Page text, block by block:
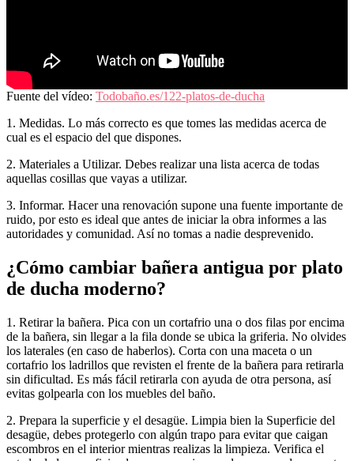
Fuente del vídeo: Todobaño.es/122-platos-de-ducha
1. Medidas. Lo más correcto es que tomes las medidas acerca de
cual es el espacio del que dispones.
2. Materiales a Utilizar. Debes realizar una lista acerca de todas
aquellas cosillas que vayas a utilizar.
3. Informar. Hacer una renovación supone una fuente importante de
ruido, por esto es ideal que antes de iniciar la obra informes a las
autoridades y comunidad. Así no tomas a nadie desprevenido.
¿Cómo cambiar bañera antigua por plato
de ducha moderno?
1. Retirar la bañera. Pica con un cortafrio una o dos filas por encima
de la bañera, sin llegar a la fila donde se ubica la griferia. No olvides
los laterales (en caso de haberlos). Corta con una maceta o un
cortafrio los ladrillos que revisten el frente de la bañera para retirarla
sin dificultad. Es más fácil retirarla con ayuda de otra persona, así
evitas golpearla con los muebles del baño.
2. Prepara la superficie y el desagüe. Limpia bien la Superficie del
desagüe, debes protegerlo con algún trapo para evitar que caigan
escombros en el interior mientras realizas la limpieza. Verifica el